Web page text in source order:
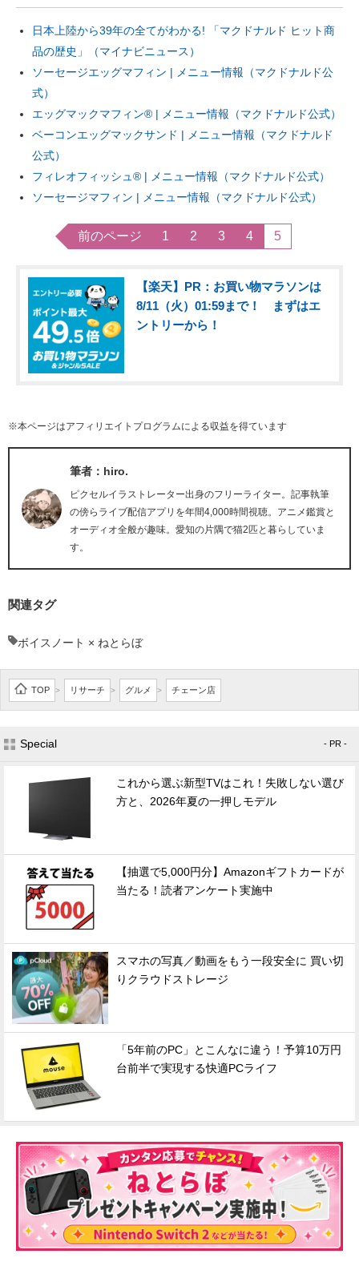
日本上陸から39年の全てがわかる! 「マクドナルド ヒット商
品の歴史」（マイナビニュース）
ソーセージエッグマフィン | メニュー情報（マクドナルド公
式）
エッグマックマフィン® | メニュー情報（マクドナルド公式）
ベーコンエッグマックサンド | メニュー情報（マクドナルド
公式）
フィレオフィッシュ® | メニュー情報（マクドナルド公式）
ソーセージマフィン | メニュー情報（マクドナルド公式）
前のページ 1 2 3 4 5
【楽天】PR：お買い物マラソンは
8/11（火）01:59まで！ まずはエ
ントリーから！
※本ページはアフィリエイトプログラムによる収益を得ています
筆者：hiro.
ピクセルイラストレーター出身のフリーライター。記事執筆
の傍らライブ配信アプリを年間4,000時間視聴。アニメ鑑賞と
オーディオ全般が趣味。愛知の片隅で猫2匹と暮らしていま
す。
関連タグ
ボイスノート × ねとらぼ
TOP > リサーチ > グルメ > チェーン店
Special - PR -
これから選ぶ新型TVはこれ！失敗しない選び
方と、2026年夏の一押しモデル
【抽選で5,000円分】Amazonギフトカードが
当たる！読者アンケート実施中
スマホの写真／動画をもう一段安全に 買い切
りクラウドストレージ
「5年前のPC」とこんなに違う！予算10万円
台前半で実現する快適PCライフ